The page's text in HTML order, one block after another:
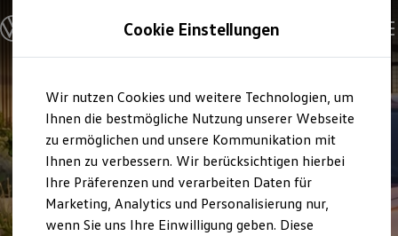
Hauptinhalt
springen
Footer
springen
Modelle und Konfigurator
Konfigurator
Modelle vergleichen
Elektroautos
ENERGY Sondermodelle
Nutzfahrzeuge
SUV und CUV
Familienautos
Kombis
Kompaktwagen
Sportwagen
Schnell verfügbare Fahrzeuge
Cookie Einstellungen
Wir nutzen Cookies und weitere Technologien, um
Ihnen die bestmögliche Nutzung unserer Webseite
zu ermöglichen und unsere Kommunikation mit
Ihnen zu verbessern. Wir berücksichtigen hierbei
Ihre Präferenzen und verarbeiten Daten für
Marketing, Analytics und Personalisierung nur,
wenn Sie uns Ihre Einwilligung geben. Diese